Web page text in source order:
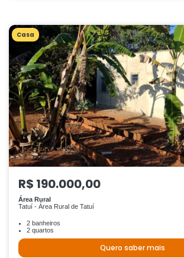
Casa
R$ 190.000,00
Área Rural
Tatuí - Área Rural de Tatuí
2 banheiros
2 quartos
Quero saber mais